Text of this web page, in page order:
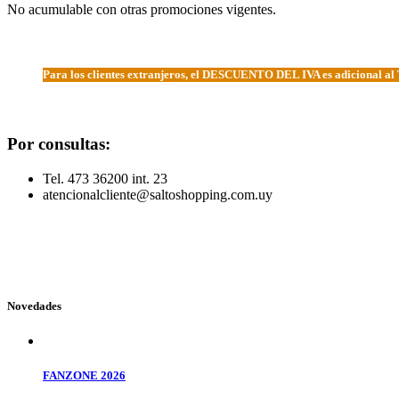
No acumulable con otras promociones vigentes.
Para los clientes extranjeros, el DESCUENTO DEL IVA es adicional al
Por consultas:
Tel. 473 36200 int. 23
atencionalcliente@saltoshopping.com.uy
Novedades
FANZONE 2026